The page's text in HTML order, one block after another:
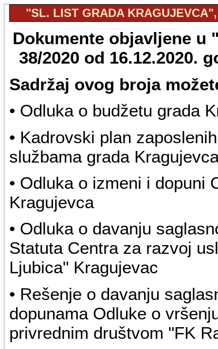
"SL. LIST GRADA
Dokumente objavljene u
38/2020 od 16.12.2020.
Sadržaj ovog broja
• Odluka o budžetu grada
• Kadrovski plan
službama grada
• Odluka o izmeni i dopuni
Kragujevca
• Odluka o davanju
Statuta Centra za razvoj
Ljubica" Kragujevac
• Rešenje o davanju
dopunama Odluke o
privrednim društvom "FK